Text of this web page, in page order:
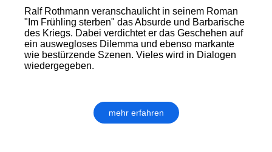
Ralf Rothmann veranschaulicht in seinem Roman
"Im Frühling sterben" das Absurde und Barbarische
des Kriegs. Dabei verdichtet er das Geschehen auf
ein auswegloses Dilemma und ebenso markante
wie bestürzende Szenen. Vieles wird in Dialogen
wiedergegeben.
mehr erfahren